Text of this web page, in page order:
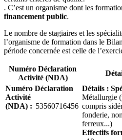
. C’est un organisme dont les
financement public.
Le nombre de stagiaires et les
l’organisme de formation dans le
période concernée est celle de
Numéro Déclaration
Activité (NDA)
Numéro Déclaration
Activité
(NDA) : 53560716456
Détails :
Métallurgie
compris
fonderie, non
ferreux...)
Effectifs